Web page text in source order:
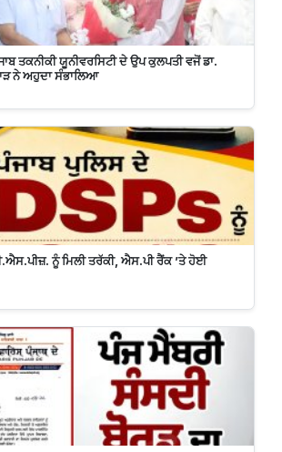
ਤਕਨੀਕੀ ਯੂਨੀਵਰਸਿਟੀ ਦੇ ਉਪ ਕੁਲਪਤੀ ਵਜੋਂ ਡਾ.
ਨੇ ਅਹੁਦਾ ਸੰਭਾਲਿਆ
ਨੂੰ ਮਿਲੀ ਤਰੱਕੀ, ਐਸ.ਪੀ ਰੈਂਕ ’ਤੇ ਹੋਈ